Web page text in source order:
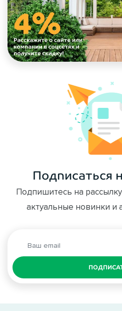
Подписаться
Подпишитесь на
актуальные новинки и